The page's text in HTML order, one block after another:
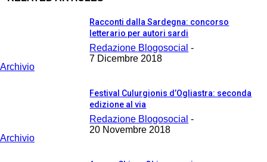
Archivio
Racconti dalla Sardegna: concorso
letterario per autori sardi
Redazione Blogosocial -
7 Dicembre 2018
Archivio
Festival Culurgionis d’Ogliastra: seconda
edizione al via
Redazione Blogosocial -
20 Novembre 2018